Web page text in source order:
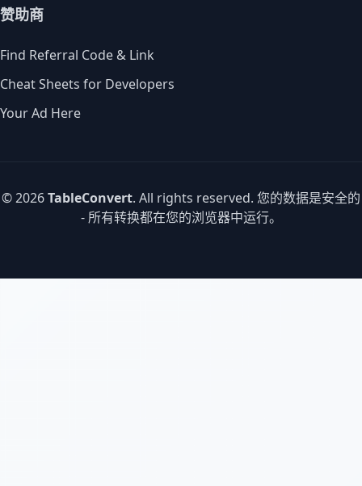
赞助商
Find Referral Code & Link
Cheat Sheets for Developers
Your Ad Here
© 2026TableConvert. All rights reserved. 您的数据是安全的
- 所有转换都在您的浏览器中运行。